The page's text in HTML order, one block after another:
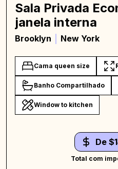
Sala Privada
janela interna
Brooklyn New York
Cama queen size
Banho Compartilhado
Window to kitchen
De
Total com